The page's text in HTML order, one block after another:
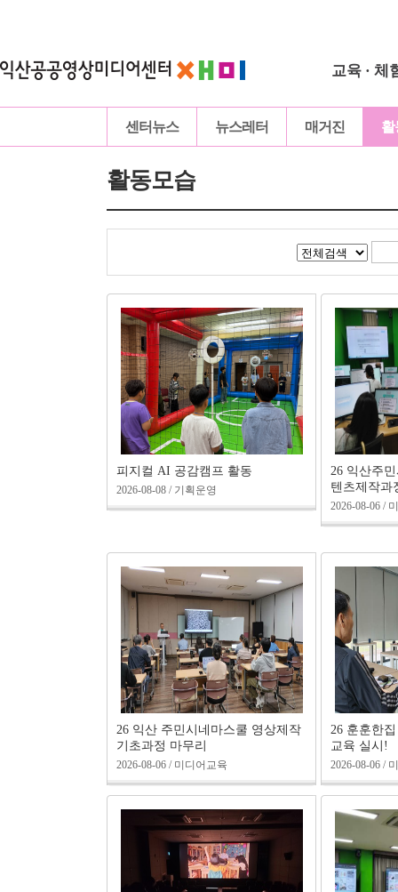
교육 · 체
센터뉴스 뉴스레터 매거진 활
활동모습
피지컬 AI 공감캠프 활동
2026-08-08 / 기획운영
26 익산주
텐츠제작과
2026-08-06 /
26 익산 주민시네마스쿨 영상제작
기초과정 마무리
2026-08-06 / 미디어교육
26 훈훈한
교육 실시!
2026-08-06 /